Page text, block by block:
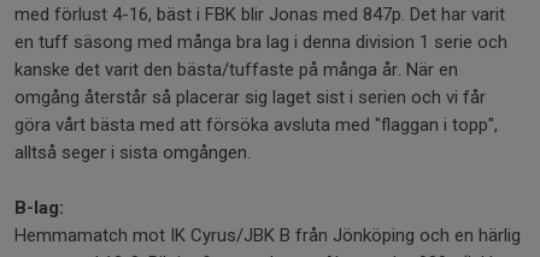
med förlust 4-16, bäst i FBK blir Jonas med 847p. Det har varit
en tuff säsong med många bra lag i denna division 1 serie och
kanske det varit den bästa/tuffaste på många år. När en
omgång återstår så placerar sig laget sist i serien och vi får
göra vårt bästa med att försöka avsluta med "flaggan i topp",
alltså seger i sista omgången.
B-lag:
Hemmamatch mot IK Cyrus/JBK B från Jönköping och en härlig